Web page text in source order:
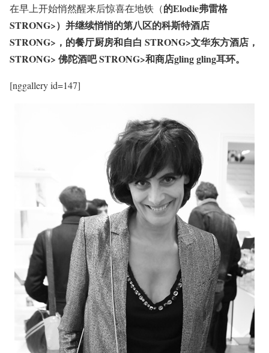
在早上开始悄然醒来后惊喜在地铁（的Elodie弗雷格
STRONG>）并继续悄悄的第八区的科斯特酒店
STRONG>，的餐厅厨房和自白 STRONG>文华东方酒店，
STRONG> 佛陀酒吧 STRONG>和商店gling gling耳环。
[nggallery id=147]